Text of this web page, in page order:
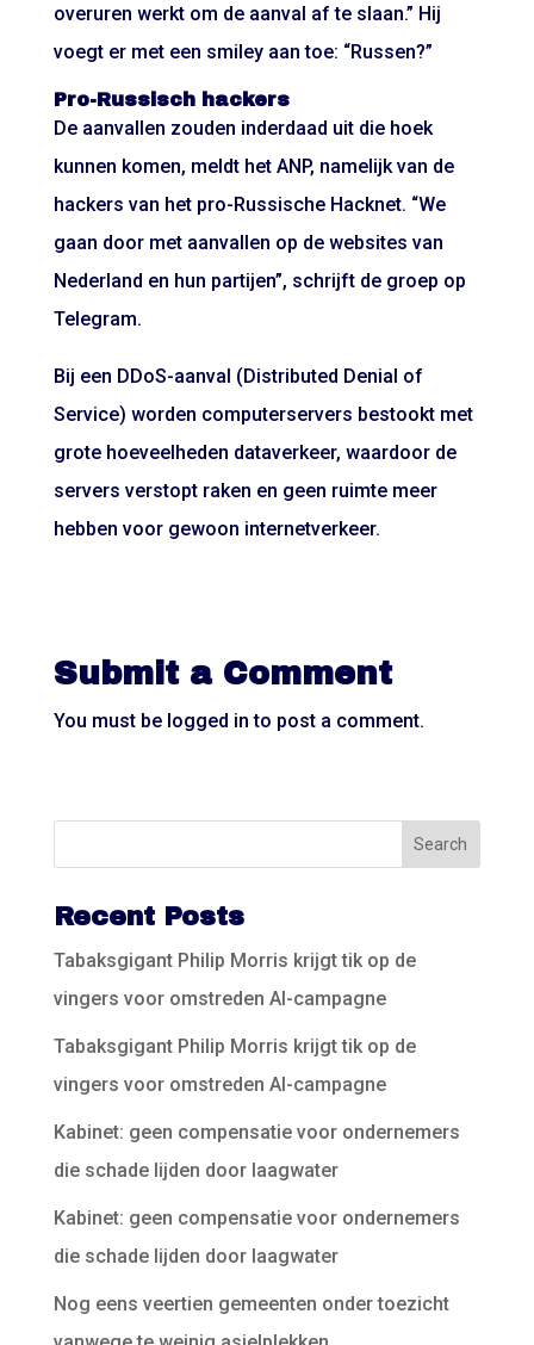
overuren werkt om de aanval af te slaan.” Hij
voegt er met een smiley aan toe: “Russen?”
Pro-Russisch hackers
De aanvallen zouden inderdaad uit die hoek
kunnen komen, meldt het ANP, namelijk van de
hackers van het pro-Russische Hacknet. “We
gaan door met aanvallen op de websites van
Nederland en hun partijen”, schrijft de groep op
Telegram.
Bij een DDoS-aanval (Distributed Denial of
Service) worden computerservers bestookt met
grote hoeveelheden dataverkeer, waardoor de
servers verstopt raken en geen ruimte meer
hebben voor gewoon internetverkeer.
Submit a Comment
You must be logged in to post a comment.
Recent Posts
Tabaksgigant Philip Morris krijgt tik op de
vingers voor omstreden AI-campagne
Tabaksgigant Philip Morris krijgt tik op de
vingers voor omstreden AI-campagne
Kabinet: geen compensatie voor ondernemers
die schade lijden door laagwater
Kabinet: geen compensatie voor ondernemers
die schade lijden door laagwater
Nog eens veertien gemeenten onder toezicht